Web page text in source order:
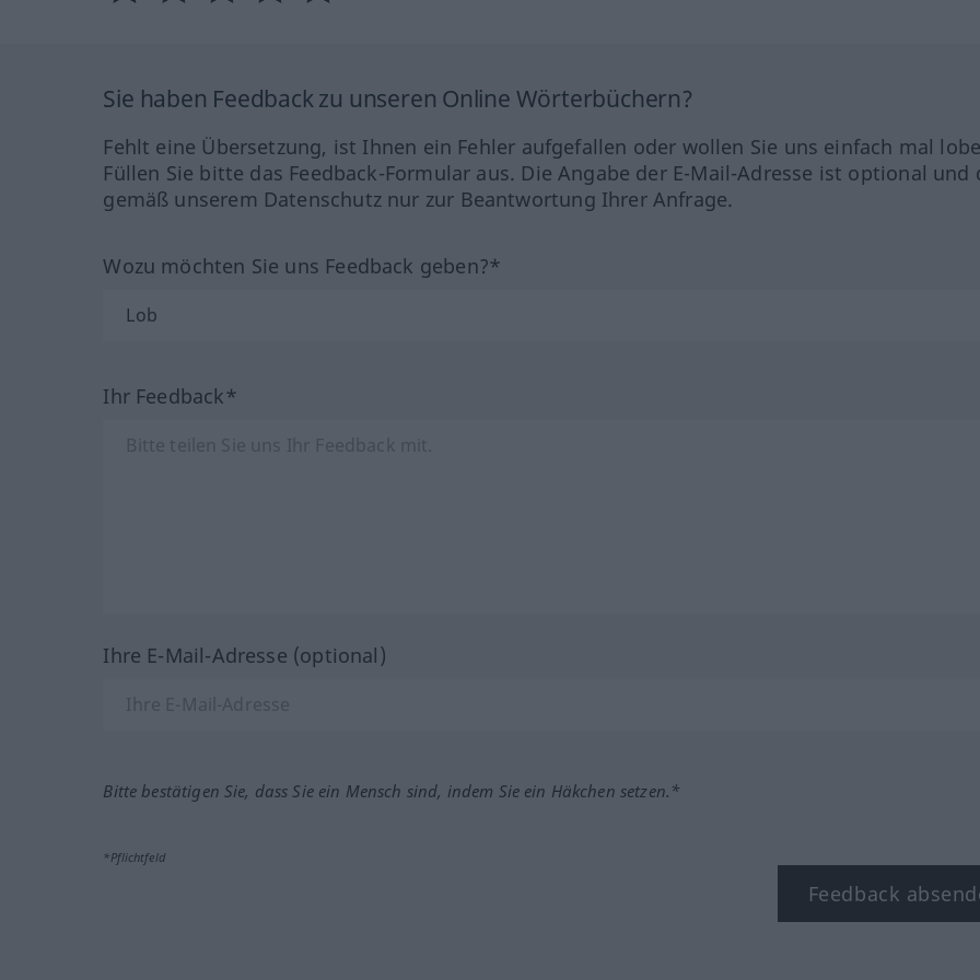
Sie haben Feedback zu unseren Online Wörterbüchern?
Fehlt eine Übersetzung, ist Ihnen ein Fehler aufgefallen oder wollen Sie uns einfach mal
Füllen Sie bitte das Feedback-Formular aus. Die Angabe der E-Mail-Adresse ist optional und
gemäß unserem Datenschutz nur zur Beantwortung Ihrer Anfrage.
Wozu möchten Sie uns Feedback geben?*
Ihr Feedback*
Ihre E-Mail-Adresse (optional)
Bitte bestätigen Sie, dass Sie ein Mensch sind, indem Sie ein Häkchen setzen.*
*Pflichtfeld
Feedback